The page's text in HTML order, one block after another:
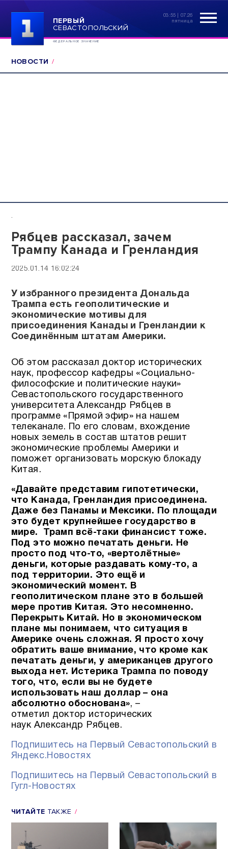
ПЕРВЫЙ
СЕВАСТОПОЛЬСКИЙ
ФЕДЕРАЛЬНОЕ ЗНАЧЕНИЕ
03:55 | 07.26
пятница
НОВОСТИ
.
Рябцев рассказал, зачем
Трампу Канада и Гренландия
2025.01.14 16:02:24
У избранного президента Дональда
Трампа есть геополитические и
экономические мотивы для
присоединения Канады и Гренландии к
Соединённым штатам Америки.
Об этом рассказал доктор исторических
наук, профессор кафедры «Социально-
философские и политические науки»
Севастопольского государственного
университета Александр Рябцев в
программе «Прямой эфир» на нашем
телеканале. По его словам, вхождение
новых земель в состав штатов решит
экономические проблемы Америки и
поможет организовать морскую блокаду
Китая.
«Давайте представим гипотетически,
что Канада, Гренландия присоединена.
Даже без Панамы и Мексики. По площади
это будет крупнейшее государство в
мире. Трамп всё-таки финансист тоже.
Под это можно печатать деньги. Не
просто под что-то, «вертолётные»
деньги, которые раздавать кому-то, а
под территории. Это ещё и
экономический момент. В
геополитическом плане это в большей
мере против Китая. Это несомненно.
Перекрыть Китай. Но в экономическом
плане мы понимаем, что ситуация в
Америке очень сложная. Я просто хочу
обратить ваше внимание, что кроме как
печатать деньги, у американцев другого
выхода нет. Истерика Трампа по поводу
того, что, если вы не будете
использовать наш доллар – она
абсолютно обоснована», –
отметил доктор исторических
наук Александр Рябцев.
Подпишитесь на Первый Севастопольский в
Яндекс.Новостях
Подпишитесь на Первый Севастопольский в
Гугл-Новостях
ЧИТАЙТЕ ТАКЖЕ